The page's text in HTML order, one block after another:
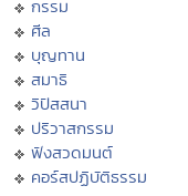
กรรม
ศีล
บุญทาน
สมาธิ
วิปัสสนา
ปริวาสกรรม
ฟังสวดมนต์
คอร์สปฏิบัติธรรม